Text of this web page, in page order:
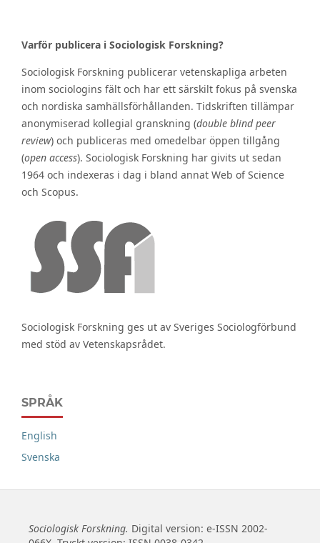
Varför publicera i Sociologisk Forskning?
Sociologisk Forskning publicerar vetenskapliga arbeten
inom sociologins fält och har ett särskilt fokus på svenska
och nordiska samhällsförhållanden. Tidskriften tillämpar
anonymiserad kollegial granskning (double blind peer
review) och publiceras med omedelbar öppen tillgång
(open access). Sociologisk Forskning har givits ut sedan
1964 och indexeras i dag i bland annat Web of Science
och Scopus.
Sociologisk Forskning ges ut av Sveriges Sociologförbund
med stöd av Vetenskapsrådet.
SPRÅK
English
Svenska
Sociologisk Forskning. Digital version: e-ISSN 2002-